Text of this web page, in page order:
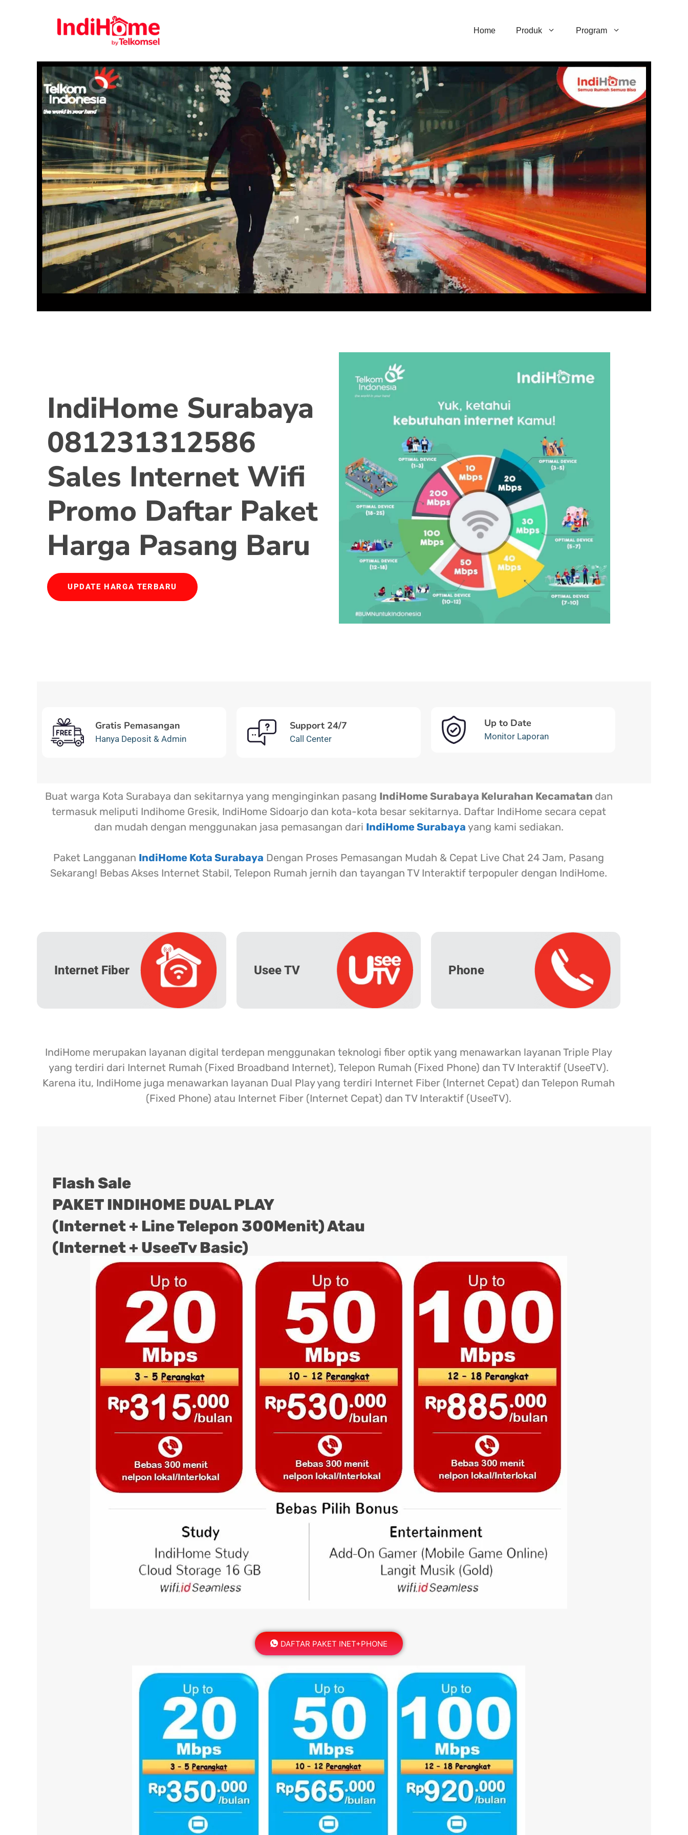
Home Produk Program
IndiHome Surabaya
081231312586
Sales Internet Wifi
Promo Daftar Paket
Harga Pasang Baru
UPDATE HARGA TERBARU
Gratis Pemasangan
Hanya Deposit & Admin
Support 24/7
Call Center
Up to Date
Monitor Laporan
Buat warga Kota Surabaya dan sekitarnya yang menginginkan pasang IndiHome Surabaya Kelurahan Kecamatan dan
termasuk meliputi Indihome Gresik, IndiHome Sidoarjo dan kota-kota besar sekitarnya. Daftar IndiHome secara cepat
dan mudah dengan menggunakan jasa pemasangan dari IndiHome Surabaya yang kami sediakan.
Paket Langganan IndiHome Kota Surabaya Dengan Proses Pemasangan Mudah & Cepat Live Chat 24 Jam, Pasang
Sekarang! Bebas Akses Internet Stabil, Telepon Rumah jernih dan tayangan TV Interaktif terpopuler dengan IndiHome.
Internet Fiber Usee TV Phone
IndiHome merupakan layanan digital terdepan menggunakan teknologi fiber optik yang menawarkan layanan Triple Play
yang terdiri dari Internet Rumah (Fixed Broadband Internet), Telepon Rumah (Fixed Phone) dan TV Interaktif (UseeTV).
Karena itu, IndiHome juga menawarkan layanan Dual Play yang terdiri Internet Fiber (Internet Cepat) dan Telepon Rumah
(Fixed Phone) atau Internet Fiber (Internet Cepat) dan TV Interaktif (UseeTV).
Flash Sale
PAKET INDIHOME DUAL PLAY
(Internet + Line Telepon 300Menit) Atau
(Internet + UseeTv Basic)
DAFTAR PAKET INET+PHONE